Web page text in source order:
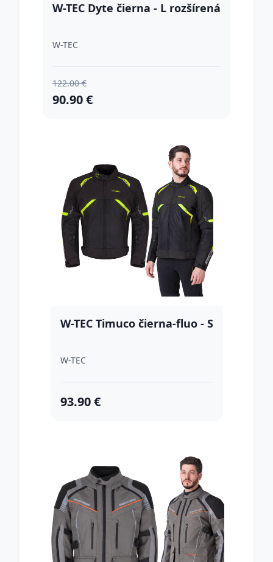
W-TEC Dyte čierna - L rozšírená
W-TEC
122.00 €
90.90 €
W-TEC Timuco čierna-fluo - S
W-TEC
93.90 €